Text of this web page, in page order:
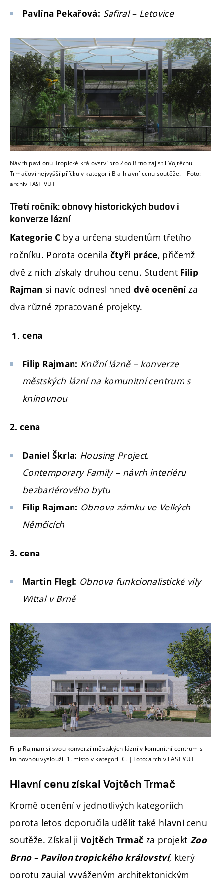
Pavlína Pekařová: Safiral – Letovice
Návrh pavilonu Tropické království pro Zoo Brno zajistil Vojtěchu
Trmačovi nejvyšší příčku v kategorii B a hlavní cenu soutěže. | Foto:
archiv FAST VUT
Třetí ročník: obnovy historických budov i
konverze lázní
Kategorie Cbyla určena studentům třetího
ročníku. Porota ocenila čtyři práce, přičemž
dvě z nich získaly druhou cenu. Student Filip
Rajman si navíc odnesl hneddvě oceněníza
dva různé zpracované projekty.
cena
Filip Rajman: Knižní lázně – konverze
městských lázní na komunitní centrum s
knihovnou
2. cena
Daniel Škrla: Housing Project,
Contemporary Family – návrh interiéru
bezbariérového bytu
Filip Rajman: Obnova zámku ve Velkých
Němčicích
3. cena
Martin Flegl: Obnova funkcionalistické vily
Wittal v Brně
Filip Rajman si svou konverzí městských lázní v komunitní centrum s
knihovnou vysloužil 1. místo v kategorii C. | Foto: archiv FAST VUT
Hlavní cenu získal Vojtěch Trmač
Kromě ocenění v jednotlivých kategoriích
porota letos doporučila udělit také hlavní cenu
soutěže. Získal ji Vojtěch Trmač za projekt Zoo
Brno – Pavilon tropického království, který
porotu zaujal vyváženým architektonickým